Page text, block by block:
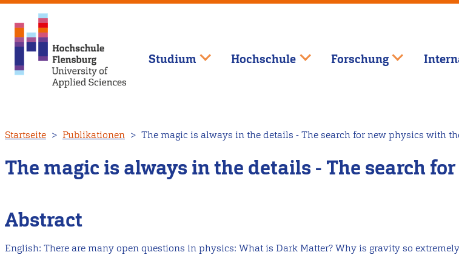
zum
Inhalt
Studium Hochschule Forschung
Startseite Publikationen The magic is always in the details - The search for new physics with
The magic is always in the details - The search
Abstract
English: There are many open questions in physics: What is Dark Matter? Why is gravity so extremely